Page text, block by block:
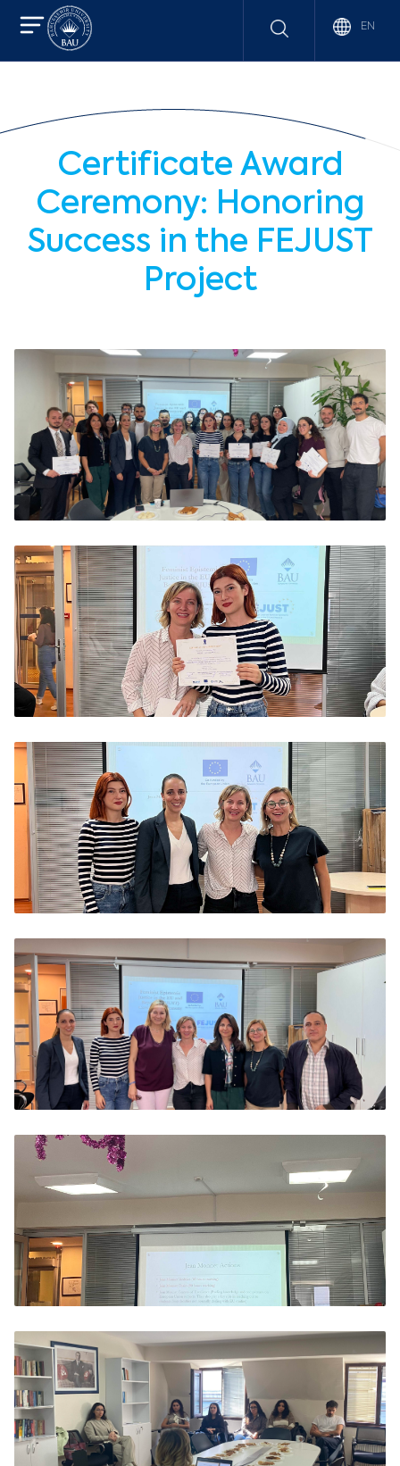
EN
Certificate Award
Ceremony: Honoring
Success in the FEJUST
Project